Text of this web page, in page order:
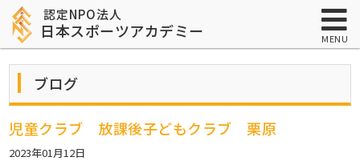
MENU
認定NPO法人
日本スポーツアカデミー
ブログ
児童クラブ 放課後子どもクラブ 栗原
2023年01月12日